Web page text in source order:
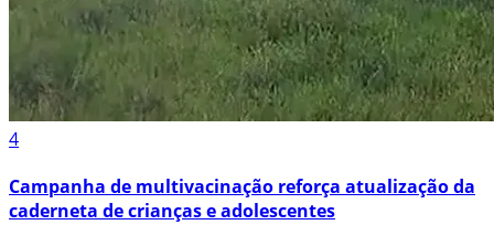
4
Campanha de multivacinação reforça atualização da
caderneta de crianças e adolescentes